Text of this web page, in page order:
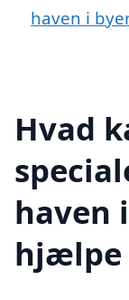
haven i
Hvad
haven
hjælpe